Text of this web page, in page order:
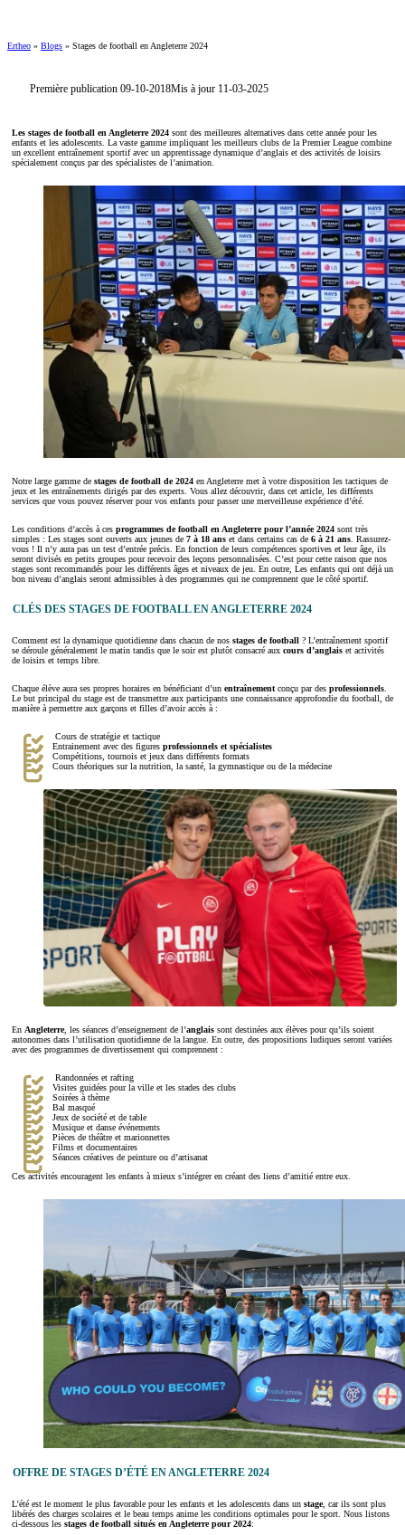
Ertheo » Blogs » Stages de football en Angleterre 2024
Première publication 09-10-2018Mis à jour 11-03-2025
Les stages de football en Angleterre 2024 sont des meilleures alternatives dans cette année pour les
enfants et les adolescents. La vaste gamme impliquant les meilleurs clubs de la Premier League combine
un excellent entraînement sportif avec un apprentissage dynamique d’anglais et des activités de loisirs
spécialement conçus par des spécialistes de l’animation.
Notre large gamme de stages de football de2024 en Angleterre met à votre disposition les tactiques de
jeux et les entraînements dirigés par des experts. Vous allez découvrir, dans cet article, les différents
services que vous pouvez réserver pour vos enfants pour passer une merveilleuse expérience d’été.
Les conditions d’accès à ces programmes de football en Angleterre pour l’année 2024 sont très
simples : Les stages sont ouverts aux jeunes de 7 à 18 ans et dans certains cas de 6 à 21 ans. Rassurez-
vous ! Il n’y aura pas un test d’entrée précis. En fonction de leurs compétences sportives et leur âge, ils
seront divisés en petits groupes pour recevoir des leçons personnalisées. C’est pour cette raison que nos
stages sont recommandés pour les différents âges et niveaux de jeu. En outre, Les enfants qui ont déjà un
bon niveau d’anglais seront admissibles à des programmes qui ne comprennent que le côté sportif.
CLÉS DES STAGES DE FOOTBALL EN ANGLETERRE 2024
Comment est la dynamique quotidienne dans chacun de nos stages de football ? L’entraînement sportif
se déroule généralement le matin tandis que le soir est plutôt consacré aux cours d’anglais et activités
de loisirs et temps libre.
Chaque élève aura ses propres horaires en bénéficiant d’un entraînement conçu par des professionnels
Le but principal du stage est de transmettre aux participants une connaissance approfondie du football, de
manière à permettre aux garçons et filles d’avoir accès à :
Cours de stratégie et tactique
Entrainement avec des figures professionnels et spécialistes
Compétitions, tournois et jeux dans différents formats
Cours théoriques sur la nutrition, la santé, la gymnastique ou de la médecine
En Angleterre, les séances d’enseignement de l’anglais sont destinées aux élèves pour qu’ils soient
autonomes dans l’utilisation quotidienne de la langue. En outre, des propositions ludiques seront variées
avec des programmes de divertissement qui comprennent :
Randonnées et rafting
Visites guidées pour la ville et les stades des clubs
Soirées à thème
Bal masqué
Jeux de société et de table
Musique et danse événements
Pièces de théâtre et marionnettes
Films et documentaires
Séances créatives de peinture ou d’artisanat
Ces activités encouragent les enfants à mieux s’intégrer en créant des liens d’amitié entre eux.
OFFRE DE STAGES D’ÉTÉ EN ANGLETERRE 2024
L’été est le moment le plus favorable pour les enfants et les adolescents dans un stage, car ils sont plus
libérés des charges scolaires et le beau temps anime les conditions optimales pour le sport. Nous listons
ci-dessous les stages de football situés en Angleterre pour 2024: